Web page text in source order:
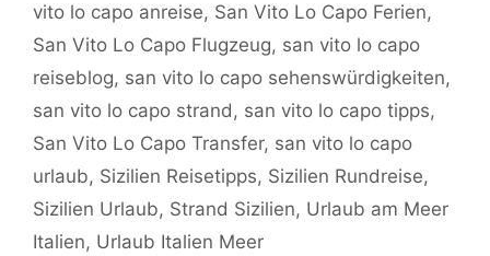
vito lo capo anreise, San Vito Lo Capo Ferien,
San Vito Lo Capo Flugzeug, san vito lo capo
reiseblog, san vito lo capo sehenswürdigkeiten,
san vito lo capo strand, san vito lo capo tipps,
San Vito Lo Capo Transfer, san vito lo capo
urlaub, Sizilien Reisetipps, Sizilien Rundreise,
Sizilien Urlaub, Strand Sizilien, Urlaub am Meer
Italien, Urlaub Italien Meer